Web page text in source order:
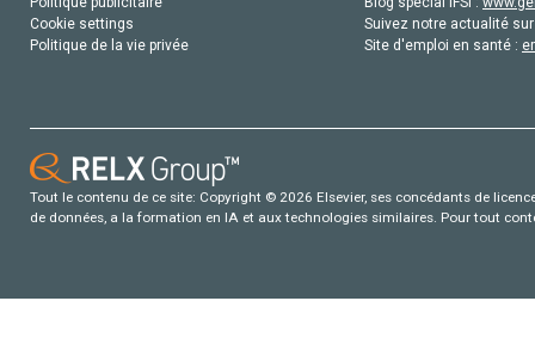
Cookie settings
Politique de la vie privée
Suivez notre actualité
Site d'emploi en santé :
Tout le contenu de ce site: Copyright © 2026 Elsevier, ses concédants de
de données, a la formation en IA et aux technologies similaires. Pour tout